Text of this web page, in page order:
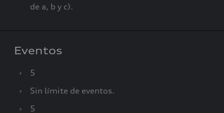
de a, b y c).
Eventos
›
5
›
Sin límite de eventos.
›
5